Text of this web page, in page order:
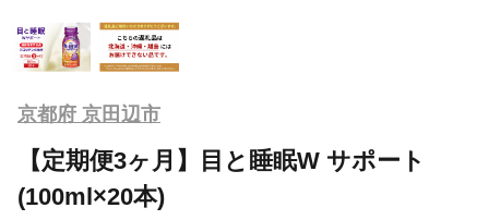
京都府 京田辺市
【定期便3ヶ月】目と睡眠W サポート
(100ml×20本)